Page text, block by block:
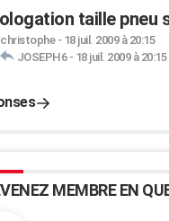
taille pneu
christophe- 18 juil. 2009 à 20:15
JOSEPH6- 18 juil. 2009 à 20:15
MEMBRE EN